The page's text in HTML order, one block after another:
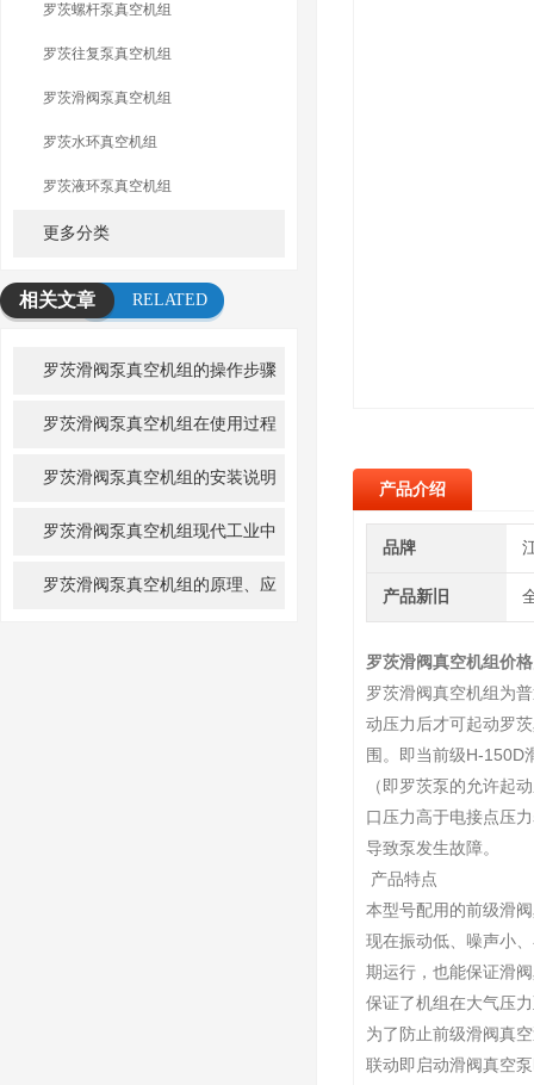
罗茨螺杆泵真空机组
罗茨往复泵真空机组
罗茨滑阀泵真空机组
罗茨水环真空机组
罗茨液环泵真空机组
更多分类
相关文章
RELATED
罗茨滑阀泵真空机组的操作步骤
罗茨滑阀泵真空机组在使用过程
中需要注意些什么？
罗茨滑阀泵真空机组的安装说明
罗茨滑阀泵真空机组现代工业中
的高效伙伴
罗茨滑阀泵真空机组的原理、应
产品介绍
品牌
产品新旧
罗茨滑阀真空机组价格
罗茨滑阀真空机组为
动压力后才可起动罗
围。即当前级H-150D
（即罗茨泵的允许起
口压力高于电接点压
导致泵发生故障。
产品特点
本型号配用的前级滑
现在振动低、噪声小
期运行，也能保证滑
保证了机组在大气压
为了防止前级滑阀真
联动即启动滑阀真空